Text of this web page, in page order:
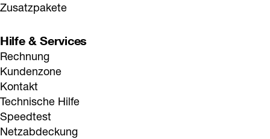
Zusatzpakete
Hilfe & Services
Rechnung
Kundenzone
Kontakt
Technische Hilfe
Speedtest
Netzabdeckung